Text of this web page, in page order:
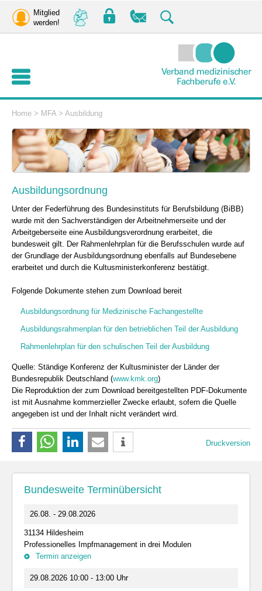
Mitglied
werden!
Home > MFA> Ausbildung
Ausbildungsordnung
Unter der Federführung des Bundesinstituts für Berufsbildung (BiBB)
wurde mit den Sachverständigen der Arbeitnehmerseite und der
Arbeitgeberseite eine Ausbildungsverordnung erarbeitet, die
bundesweit gilt. Der Rahmenlehrplan für die Berufsschulen wurde auf
der Grundlage der Ausbildungsordnung ebenfalls auf Bundesebene
erarbeitet und durch die Kultusministerkonferenz bestätigt.
Folgende Dokumente stehen zum Download bereit
Ausbildungsordnung für Medizinische Fachangestellte
Ausbildungsrahmenplan für den betrieblichen Teil der Ausbildung
Rahmenlehrplan für den schulischen Teil der Ausbildung
Quelle: Ständige Konferenz der Kultusminister der Länder der
Bundesrepublik Deutschland (www.kmk.org)
Die Reproduktion der zum Download bereitgestellten PDF-Dokumente
ist mit Ausnahme kommerzieller Zwecke erlaubt, sofern die Quelle
angegeben ist und der Inhalt nicht verändert wird.
Druckversion
Bundesweite Terminübersicht
26.08. - 29.08.2026
31134 Hildesheim
Professionelles Impfmanagement in drei Modulen
Termin anzeigen
29.08.2026 10:00 - 13:00 Uhr